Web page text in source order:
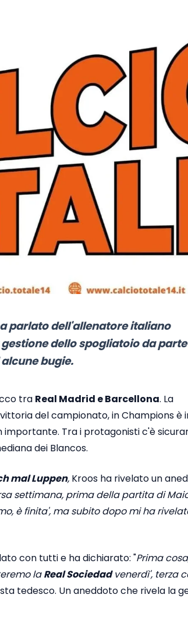
parlato dell'allenatore italiano
dello spogliatoio da
bugie.
tra Real Madrid e Barcellona. La
del campionato, in Champions è
Tra i protagonisti c'è
dei Blancos.
mal Luppen, Kroos ha rivelato un
settimana, prima della partita di
è finita', ma subito dopo mi ha
con tutti e ha dichiarato: "Prima
laReal Sociedadvenerdì', terza
tedesco. Un aneddoto che rivela la